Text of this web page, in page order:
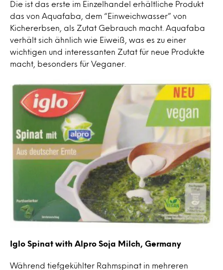
Die ist das erste im Einzelhandel erhältliche Produkt
das von Aquafaba, dem “Einweichwasser” von
Kichererbsen, als Zutat Gebrauch macht. Aquafaba
verhält sich ähnlich wie Eiweiß, was es zu einer
wichtigen und interessanten Zutat für neue Produkte
macht, besonders für Veganer.
Iglo Spinat with Alpro Soja Milch, Germany
Während tiefgekühlter Rahmspinat in mehreren